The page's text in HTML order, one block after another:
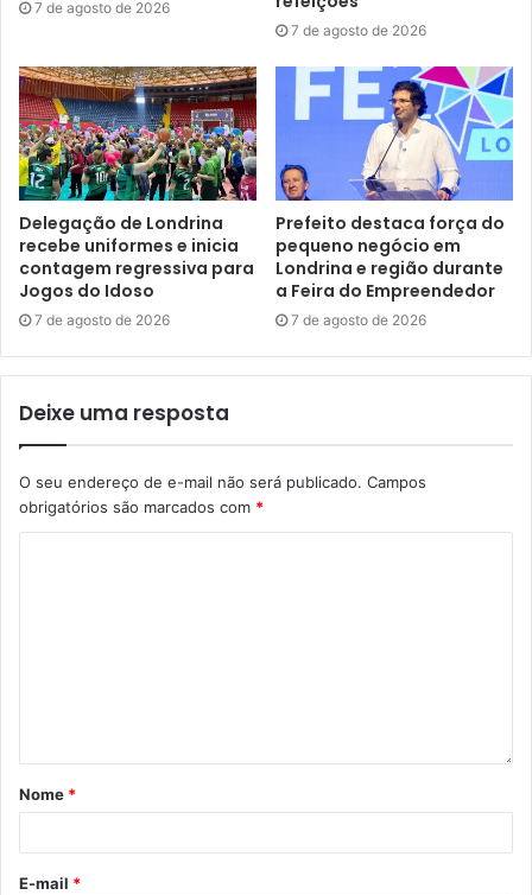
Copa Brasil de Paracanoagem esporte
FEL
7 de agosto de 2026
7 de agosto de 2026
Delegação de Londrina
recebe uniformes e inicia
contagem regressiva para
Jogos do Idoso
7 de agosto de 2026
Prefeito destaca força do
pequeno negócio em
Londrina e região durante
a Feira do Empreendedor
7 de agosto de 2026
Deixe uma resposta
O seu endereço de e-mail não será publicado. Campos
obrigatórios são marcados com *
Nome *
E-mail *